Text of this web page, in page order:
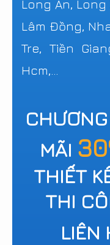
Long An,
Lâm Đồng,
Tre, Tiền
Hcm,...
MÃI
THIẾT
THI
LIÊN